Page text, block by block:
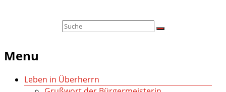
Menu
Leben in Überherrn